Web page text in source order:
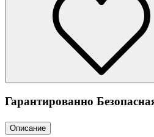
Гарантированно
Описание